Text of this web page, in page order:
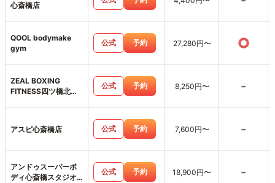
心斎橋店
QOOL bodymake
gym
公式 予約 27,280円〜 ○
ZEAL BOXING
FITNESS四ツ橋北堀
公式 予約 8,250円〜 -
アスピ心斎橋店 公式 予約 7,600円〜 -
アンドゥスーパーボ
ディ心斎橋スタジオ
公式 予約 18,900円〜 -